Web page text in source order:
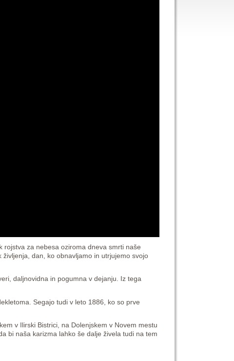
rojstva za nebesa oziroma dneva smrti naše
dan, ko obnavljamo in utrjujemo svojo
daljnovidna in pogumna v dejanju. Iz tega
Segajo tudi v leto 1886, ko so prve
v Ilirski Bistrici, na Dolenjskem v Novem mestu
bi naša karizma lahko še dalje živela tudi na tem